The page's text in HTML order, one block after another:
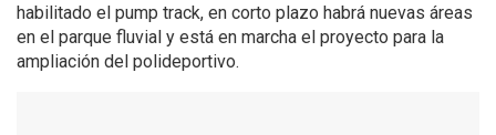
habilitado el pump track, en corto plazo habrá nuevas áreas
en el parque fluvial y está en marcha el proyecto para la
ampliación del polideportivo.